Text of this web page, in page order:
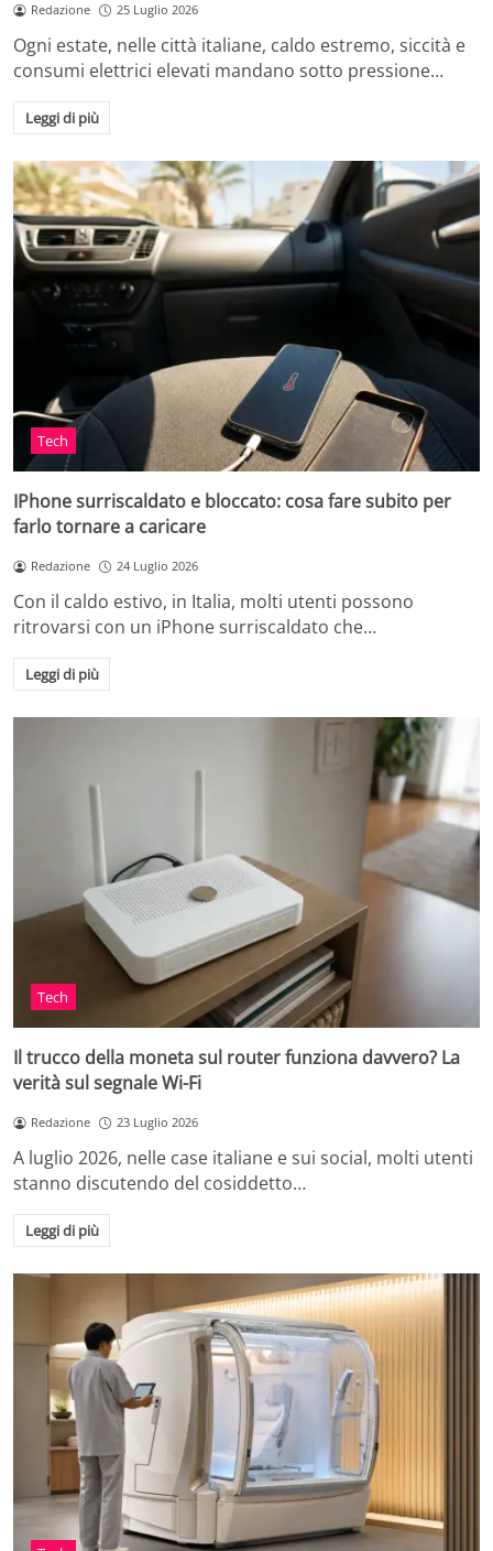
Redazione 25 Luglio 2026
Ogni estate, nelle città italiane, caldo estremo, siccità e
consumi elettrici elevati mandano sotto pressione…
Leggi di più
Tech
IPhone surriscaldato e bloccato: cosa fare subito per
farlo tornare a caricare
Redazione 24 Luglio 2026
Con il caldo estivo, in Italia, molti utenti possono
ritrovarsi con un iPhone surriscaldato che…
Leggi di più
Tech
Il trucco della moneta sul router funziona davvero? La
verità sul segnale Wi-Fi
Redazione 23 Luglio 2026
A luglio 2026, nelle case italiane e sui social, molti utenti
stanno discutendo del cosiddetto…
Leggi di più